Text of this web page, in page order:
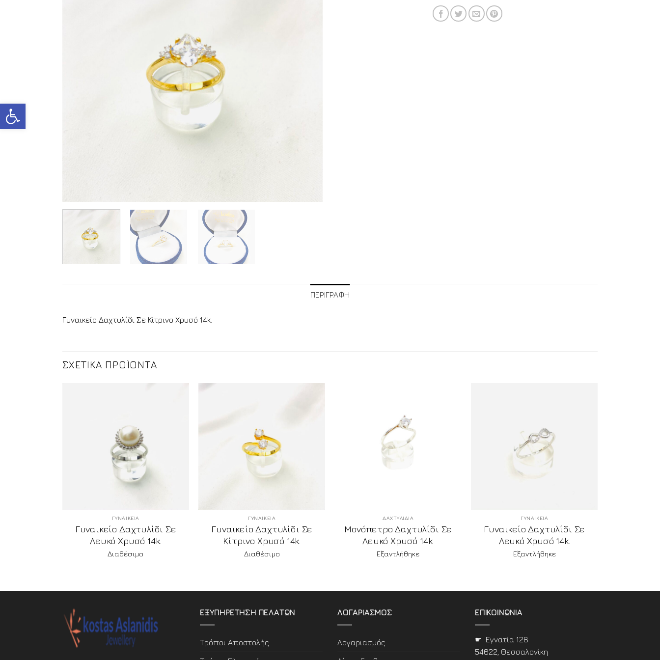
Ανοίξτε τη γραμμή εργαλείων
ΠΕΡΙΓΡΑΦΗ
Γυναικείο Δαχτυλίδι Σε Κίτρινο Χρυσό 14k.
ΣΧΕΤΙΚΑ ΠΡΟΪΟΝΤΑ
ΓΥΝΑΙΚΕΙΑ
Γυναικείο Δαχτυλίδι Σε
Λευκό Χρυσό 14k.
Διαθέσιμο
ΓΥΝΑΙΚΕΙΑ
Γυναικείο Δαχτυλίδι Σε
Κίτρινο Χρυσό 14k.
Διαθέσιμο
ΔΑΧΤΥΛΙΔΙΑ
Μονόπετρο Δαχτυλίδι Σε
Λευκό Χρυσό 14k.
Εξαντλήθηκε
ΓΥΝΑΙΚΕΙΑ
Γυναικείο Δαχτυλίδι Σε
Λευκό Χρυσό 14k.
Εξαντλήθηκε
ΕΞΥΠΗΡΕΤΗΣΗ ΠΕΛΑΤΩΝ
Τρόποι Αποστολής
ΛΟΓΑΡΙΑΣΜΟΣ
Λογαριασμός
ΕΠΙΚΟΙΝΩΝΙΑ
☛ Εγνατία 128
54622, Θεσσαλονίκη